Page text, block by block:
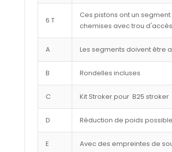
6 T
Ces pistons ont un segment
chemises avec trou
A Les segments doivent être
B Rondelles incluses
C Kit Stroker pour B25 stroker
D Réduction de poids possible
E Avec des empreintes de